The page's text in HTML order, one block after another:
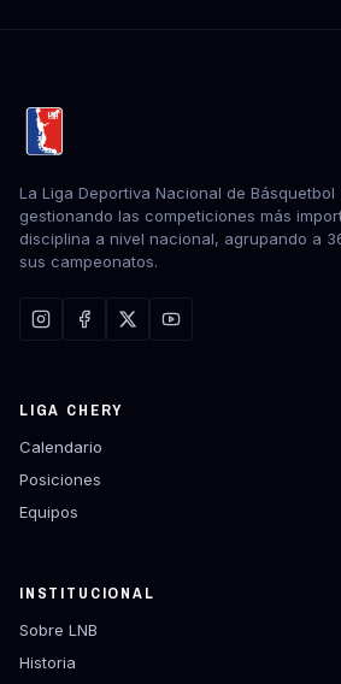
La Liga Deportiva Nacional de Básquetbol
gestionando las competiciones más
disciplina a nivel nacional, agrupando a
sus campeonatos.
LIGA CHERY
Calendario
Posiciones
Equipos
INSTITUCIONAL
Sobre LNB
Historia